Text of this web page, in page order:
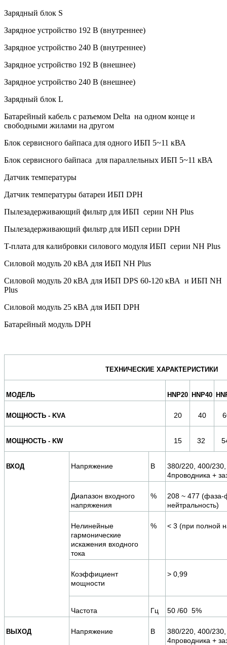
Зарядный блок S
Зарядное устройство 192 В (внутреннее)
Зарядное устройство 240 В (внутреннее)
Зарядное устройство 192 В (внешнее)
Зарядное устройство 240 В (внешнее)
Зарядный блок L
Батарейный кабель с разъемом Delta на одном конце и
свободными жилами на другом
Блок сервисного байпаса для одного ИБП 5~11 кВА
Блок сервисного байпаса для параллельных ИБП 5~11 кВА
Датчик температуры
Датчик температуры батареи ИБП DPH
Пылезадерживающий фильтр для ИБП серии NH Plus
Пылезадерживающий фильтр для ИБП серии DPH
T-плата для калибровки силового модуля ИБП серии NH Plus
Силовой модуль 20 кВА для ИБП NH Plus
Силовой модуль 20 кВА для ИБП DPS 60-120 кВА и ИБП NH
Plus
Силовой модуль 25 кВА для ИБП DPH
Батарейный модуль DPH
ТЕХНИЧЕСКИЕ ХАРАКТЕРИСТИКИ
МОДЕЛЬ HNP20 HNP40
МОЩНОСТЬ - KVA 20 40
МОЩНОСТЬ - KW 15 32
ВХОД Напряжение В 380/220, 400/
4проводника +
Диапазон входного
напряжения
%
208 ~ 477
нейтральность)
Нелинейные
гармонические
искажения входного
тока
% < 3 (при полной
Коэффициент
мощности
> 0,99
Частота Гц 50 /60 5%
ВЫХОД Напряжение В 380/220, 400/
4проводника +